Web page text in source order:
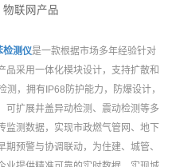
联网产品
检测仪是一款根据市场多年经验针对
品采用一体化模块设计，支持扩散和
，拥有IP68防护能力，防爆设计，
可扩展井盖异动检测、震动检测等多
监测数据，实现市政燃气管网、地下
预警与协调联动，为住建、城管、